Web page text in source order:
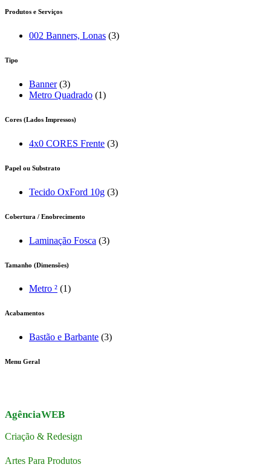
Produtos e Serviços
002 Banners, Lonas (3)
Tipo
Banner (3)
Metro Quadrado (1)
Cores (Lados Impressos)
4x0 CORES Frente (3)
Papel ou Substrato
Tecido OxFord 10g (3)
Cobertura / Enobrecimento
Laminação Fosca (3)
Tamanho (Dimensões)
Metro ² (1)
Acabamentos
Bastão e Barbante (3)
Menu Geral
AgênciaWEB
Criação & Redesign
Artes Para Produtos